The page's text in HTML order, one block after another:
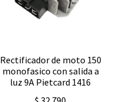
Rectificador de moto 150
monofasico con salida a
luz 9A Pietcard 1416